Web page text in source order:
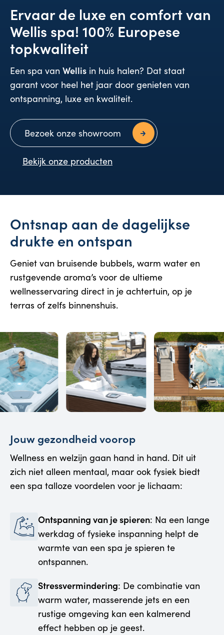
Ervaar de luxe en comfort van
Wellis spa! 100% Europese
topkwaliteit
Een spa van Wellis in huis halen? Dat staat
garant voor heel het jaar door genieten van
ontspanning, luxe en kwaliteit.
Bezoek onze showroom
Bekijk onze producten
Ontsnap aan de dagelijkse
drukte en ontspan
Geniet van bruisende bubbels, warm water en
rustgevende aroma’s voor de ultieme
wellnesservaring direct in je achtertuin, op je
terras of zelfs binnenshuis.
Jouw gezondheid voorop
Wellness en welzijn gaan hand in hand. Dit uit
zich niet alleen mentaal, maar ook fysiek biedt
een spa talloze voordelen voor je lichaam:
Ontspanning van je spieren: Na een lange
werkdag of fysieke inspanning helpt de
warmte van een spa je spieren te
ontspannen.
Stressvermindering: De combinatie van
warm water, masserende jets en een
rustige omgeving kan een kalmerend
effect hebben op je geest.